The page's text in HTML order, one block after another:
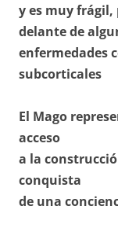
y es muy frágil,
delante de
enfermedades
subcorticales
El Mago
acceso
a la
conquista
de una